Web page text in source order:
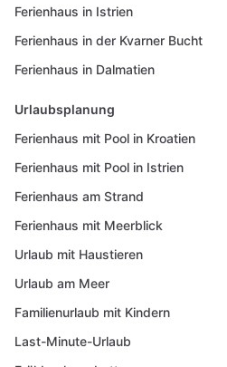
Ferienhaus in Istrien
Ferienhaus in der Kvarner Bucht
Ferienhaus in Dalmatien
Urlaubsplanung
Ferienhaus mit Pool in Kroatien
Ferienhaus mit Pool in Istrien
Ferienhaus am Strand
Ferienhaus mit Meerblick
Urlaub mit Haustieren
Urlaub am Meer
Familienurlaub mit Kindern
Last-Minute-Urlaub